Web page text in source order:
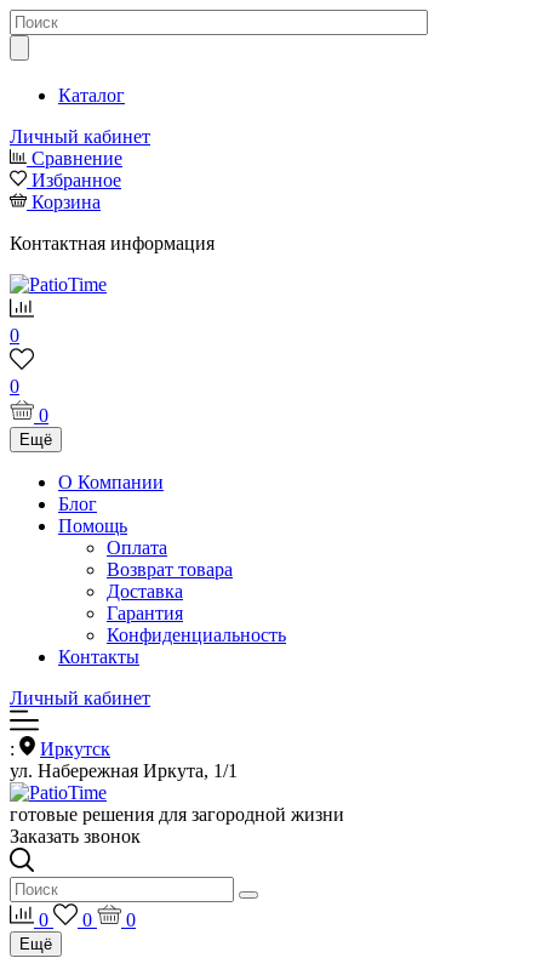
Каталог
Личный кабинет
Сравнение
Избранное
Корзина
Контактная информация
0
0
0
Ещё
О Компании
Блог
Помощь
Оплата
Возврат товара
Доставка
Гарантия
Конфиденциальность
Контакты
Личный кабинет
:
Иркутск
ул. Набережная Иркута, 1/1
готовые решения для загородной жизни
Заказать звонок
0 0 0
Ещё